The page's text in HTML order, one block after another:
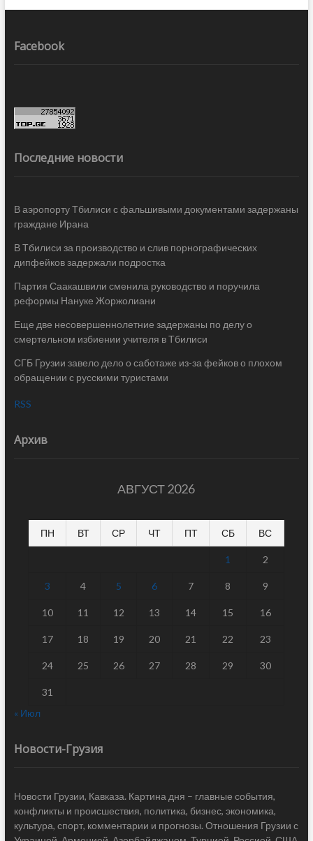
Facebook
Последние новости
В аэропорту Тбилиси с фальшивыми документами задержаны
граждане Ирана
В Тбилиси за производство и слив порнографических
дипфейков задержали подростка
Партия Саакашвили сменила руководство и поручила
реформы Нануке Жоржолиани
Еще две несовершеннолетние задержаны по делу о
смертельном избиении учителя в Тбилиси
СГБ Грузии завело дело о саботаже из-за фейков о плохом
обращении с русскими туристами
RSS
Архив
АВГУСТ 2026
ПН ВТ СР ЧТ ПТ СБ ВС
1 2
3 4 5 6 7 8 9
10 11 12 13 14 15 16
17 18 19 20 21 22 23
24 25 26 27 28 29 30
31
« Июл
Новости-Грузия
Новости Грузии, Кавказа. Картина дня – главные события,
конфликты и происшествия, политика, бизнес, экономика,
культура, спорт, комментарии и прогнозы. Отношения Грузии с